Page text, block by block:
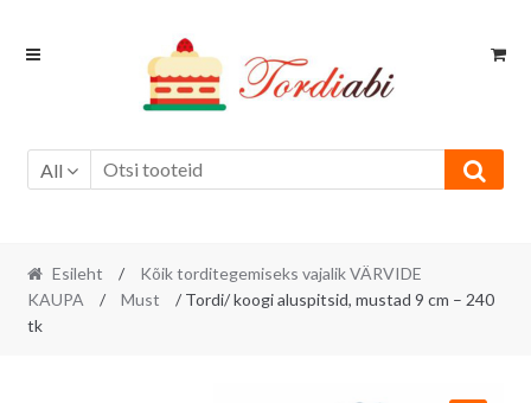
Skip
Skip
All
Esileht /
Kõik torditegemiseks vajalik VÄRVIDE
KAUPA
/ Must
/ Tordi/ koogi aluspitsid, mustad 9 cm – 240
tk